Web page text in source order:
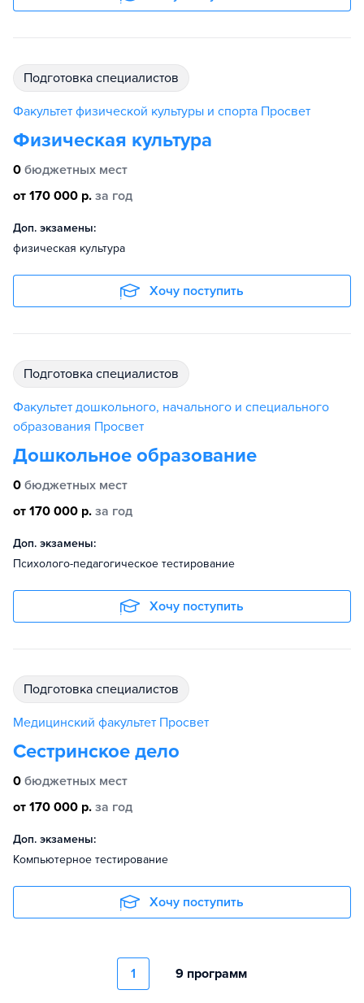
подготовка специалистов
Факультет физической культуры и спорта Просвет
Физическая культура
0 бюджетных мест
от 170 000 р. за год
Доп. экзамены:
физическая культура
Хочу поступить
подготовка специалистов
Факультет дошкольного, начального и специального
образования Просвет
Дошкольное образование
0 бюджетных мест
от 170 000 р. за год
Доп. экзамены:
Психолого-педагогическое тестирование
Хочу поступить
подготовка специалистов
Медицинский факультет Просвет
Сестринское дело
0 бюджетных мест
от 170 000 р. за год
Доп. экзамены:
Компьютерное тестирование
Хочу поступить
1 9 программ